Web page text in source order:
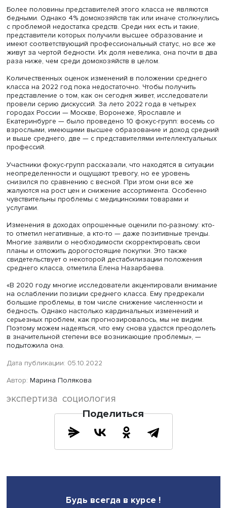
Елена Назарбаева
Как показало исследование, за период с 2014 по 2020
составе среднего класса произошли заметные
Так, около половины представителей покинули его
подтверждает тезис об относительно нестабильном
положении среднего класса.
Более половины представителей этого класса не
бедными. Однако 4% домохозяйств так или иначе
с проблемой недостатка средств. Среди них есть и
представители которых получили высшее
имеют соответствующий профессиональный статус, но
живут за чертой бедности. Их доля невелика, она
раза ниже, чем среди домохозяйств в целом.
Количественных оценок изменений в положении
класса на 2022 год пока недостаточно. Чтобы получить
представление о том, как он сегодня живет,
провели серию дискуссий. За лето 2022 года в четырех
городах России — Москве, Воронеже, Ярославле и
Екатеринбурге — было проведено 10 фокус-групп:
взрослыми, имеющими высшее образование и доход
и выше среднего, две — с представителями
профессий.
Участники фокус-групп рассказали, что находятся в
неопределенности и ощущают тревогу, но ее уровень
снизился по сравнению с весной. При этом они все же
жалуются на рост цен и снижение ассортимента.
услугами.
Изменения в доходах опрошенные оценили по-
то отметил негативные, а кто-то — даже позитивные
Многие заявили о необходимости скорректировать
планы и отложить дорогостоящие покупки. Это также
на ослаблении позиции среднего класса. Ему